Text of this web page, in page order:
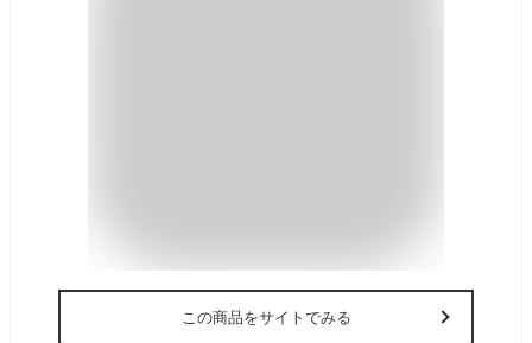
この商品をサイトでみる